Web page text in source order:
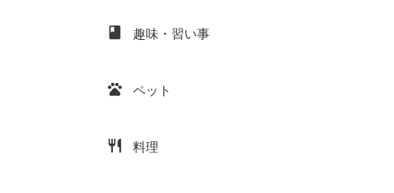
class 趣味・習い事
pets ペット
restaurant 料理